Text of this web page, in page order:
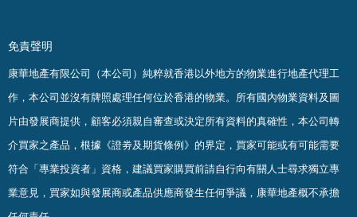
免責聲明
康華地產有限公司（本公司）純粹就香港以外地方的物業進行地產代理工
作，本公司並沒有牌照處理任何位於香港的物業。 所有國內物業資料及圖
片由發展商提供，顧客必須親自審查或決定所有資料的真確性 ， 本公司轉
介買家之產品，根據《證劵及期貨條例》的界定，買家可能或有可能需要
符合「專業投資者」資格，建議買家購買前請自行向有關人士尋求獨立專
業意見，買家如與發展商或產品供應商發生任何爭議，康華地產概不承擔